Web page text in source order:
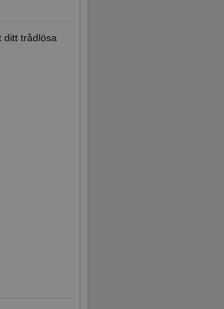
ditt trådlösa